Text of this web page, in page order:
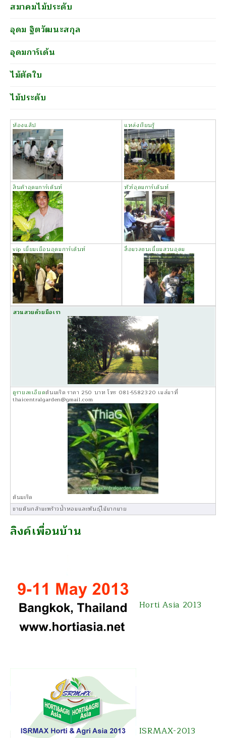
สมาคมไม้ประดับ
อุดม ฐิตวัฒนะสกุล
อุดมการ์เด้น
ไม้ตัดใบ
ไม้ประดับ
ห้องแล็ป แหล่งเรียนรู้
สินค้าอุดมการ์เด้นท์ ทัวร์อุดมการ์เด้นท์
vip เยี่ยมเยือนอุดมการ์เด้นท์ สื่อมวลชนเยี่ยมสวนอุดม
สวนสวยด้วยมือเรา
ดูรายละเอียดต้นมะริด ราคา 250 บาท โทร 081-5582320 เมล์มาที่
thaicentralgarden@gmail.com
ต้นมะริด
ขายต้นกล้ามะพร้าวน้ำหอมและพันธุ์ไม้มากมาย
ลิงค์เพื่อนบ้าน
Horti Asia 2013
ISRMAX-2013